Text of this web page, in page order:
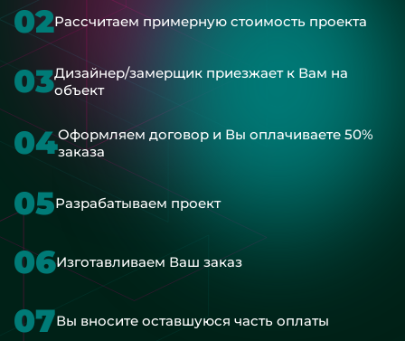
02Рассчитаем примерную стоимость проекта
03Дизайнер/замерщик приезжает к Вам на
объект
04Оформляем договор и Вы оплачиваете 50%
заказа
05Разрабатываем проект
06Изготавливаем Ваш заказ
07Вы вносите оставшуюся часть оплаты